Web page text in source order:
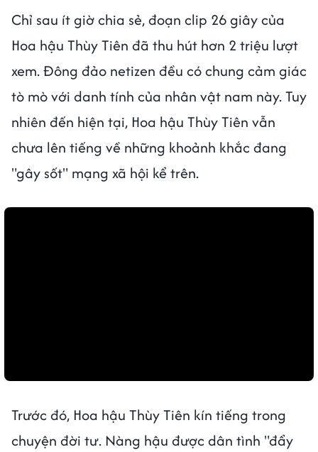
Chỉ sau ít giờ chia sẻ, đoạn clip 26 giây của
Hoa hậu Thùy Tiên đã thu hút hơn 2 triệu lượt
xem. Đông đảo netizen đều có chung cảm giác
tò mò với danh tính của nhân vật nam này. Tuy
nhiên đến hiện tại, Hoa hậu Thùy Tiên vẫn
chưa lên tiếng về những khoảnh khắc đang
"gây sốt" mạng xã hội kể trên.
Trước đó, Hoa hậu Thùy Tiên kín tiếng trong
chuyện đời tư. Nàng hậu được dân tình "đẩy